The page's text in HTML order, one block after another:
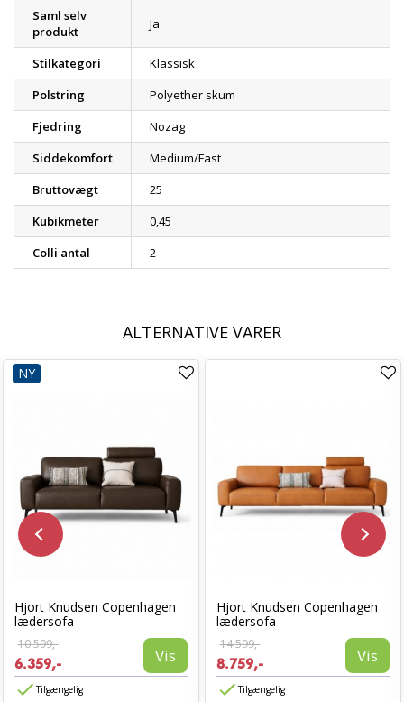
Saml selv
produkt
Ja
Stilkategori
Klassisk
Polstring
Polyether skum
Fjedring
Nozag
Siddekomfort
Medium/Fast
Bruttovægt
25
Kubikmeter
0,45
Colli antal
2
ALTERNATIVE VARER
NY
Hjort Knudsen Copenhagen
lædersofa
10.599,-
6.359,- Vis
Tilgængelig
Hjort Knudsen Copenhagen
lædersofa
14.599,-
8.759,- Vis
Tilgængelig